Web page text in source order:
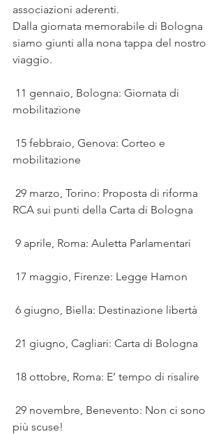
associazioni aderenti.
Dalla giornata memorabile di Bologna
siamo giunti alla nona tappa del nostro
viaggio.
mobilitazione
mobilitazione
RCA sui punti della Carta di Bologna
9 aprile, Roma: Auletta Parlamentari
17 maggio, Firenze: Legge Hamon
6 giugno, Biella: Destinazione libertà
21 giugno, Cagliari: Carta di Bologna
18 ottobre, Roma: E’ tempo di risalire
più scuse!